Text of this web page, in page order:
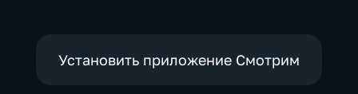
Установить приложение Смотрим